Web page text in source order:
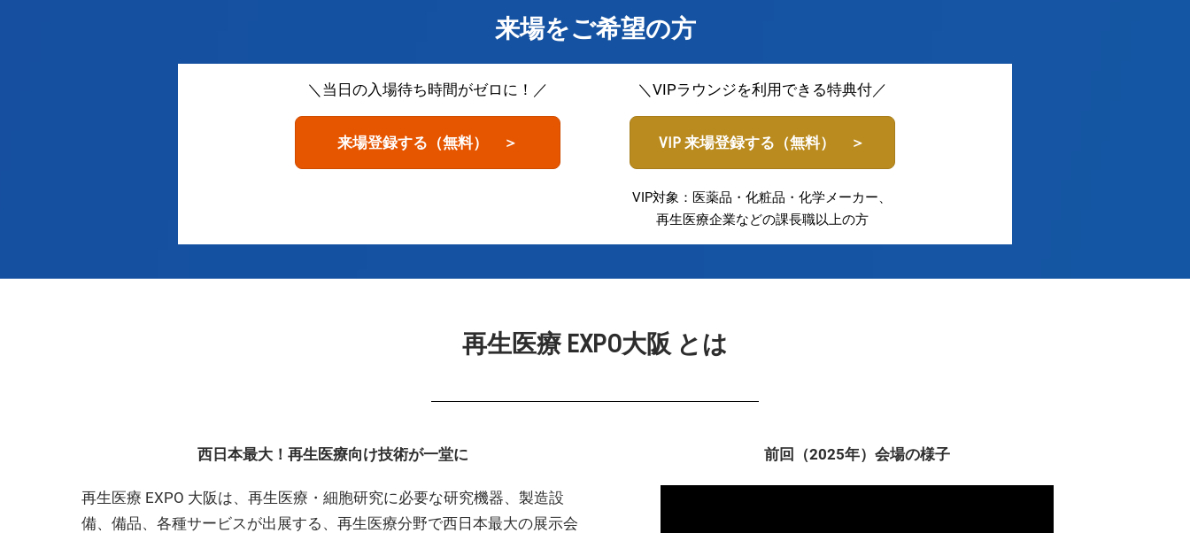
来場をご希望の方
＼当日の入場待ち時間がゼロに！／
来場登録する（無料） ＞
＼VIPラウンジを利用できる特典付／
VIP 来場登録する（無料） ＞
VIP対象：医薬品・化粧品・化学メーカー、
再生医療企業などの課長職以上の方
再生医療 EXPO大阪 とは
西日本最大！再生医療向け技術が一堂に
再生医療 EXPO 大阪は、再生医療・細胞研究に必要な研究機器、製造設
備、備品、各種サービスが出展する、再生医療分野で西日本最大の展示会
前回（2025年）会場の様子